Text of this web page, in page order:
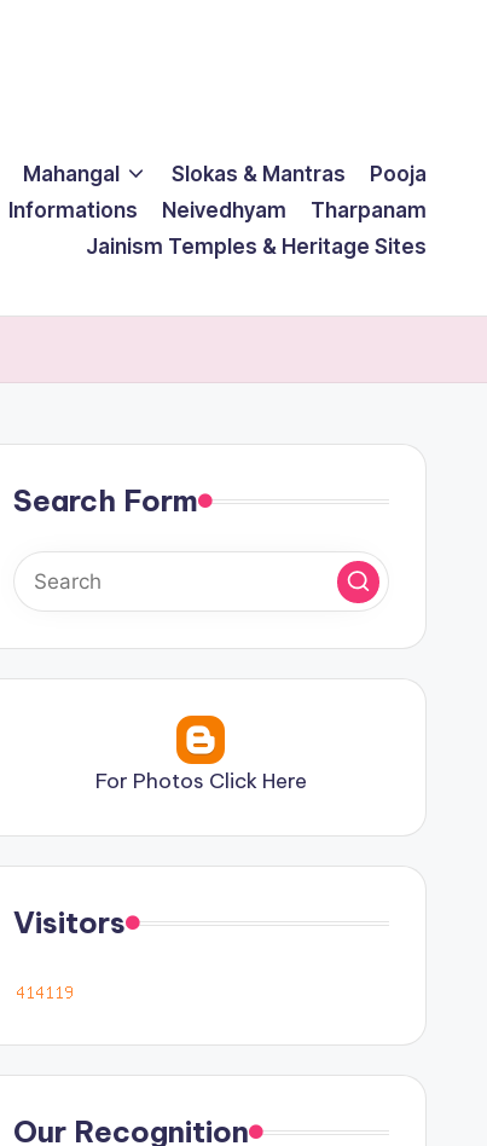
Mahangal Slokas & Mantras
Pooja
Informations Neivedhyam
Tharpanam
Jainism Temples & Heritage Sites
Search Form
For Photos Click Here
Visitors
Our Recognition